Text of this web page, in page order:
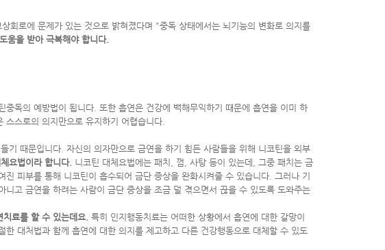
회로에 문제가 있는 것으로 밝혀졌다며 "중독 상태에서는 뇌기능의 변화로 의지를
움을 받아 극복해야 합니다.
독의 예방법이 됩니다. 또한 흡연은 건강에 백해무익하기 때문에 흡연을 이미 하
스로의 의지만으로 유지하기 어렵습니다.
기 때문입니다. 자신의 의자만으로 금연을 하기 힘든 사람들을 위해 니코틴을 외부
요법이라 합니다. 니코틴 대체요법에는 패치, 껌, 사탕 등이 있는데, 그중 패치는 금
피부를 통해 니코틴이 흡수되어 금단 증상을 완화시켜줄 수 있습니다. 그러나 기
고 금연을 하려는 사람이 금단 증상을 조금 덜 겪으면서 끊을 수 있도록 도와주는
치료를 할 수 있는데요. 특히 인지행동치료는 어떠한 상황에서 흡연에 대한 갈망이
대처법과 함께 흡연에 대한 의지를 제고하고 다른 건강행동으로 대체할 수 있도